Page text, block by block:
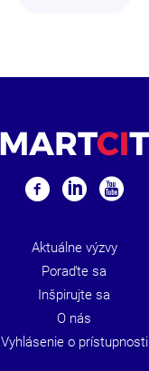
Aktuálne výzvy
Poraďte sa
Inšpirujte sa
O nás
Vyhlásenie o prístupnosti